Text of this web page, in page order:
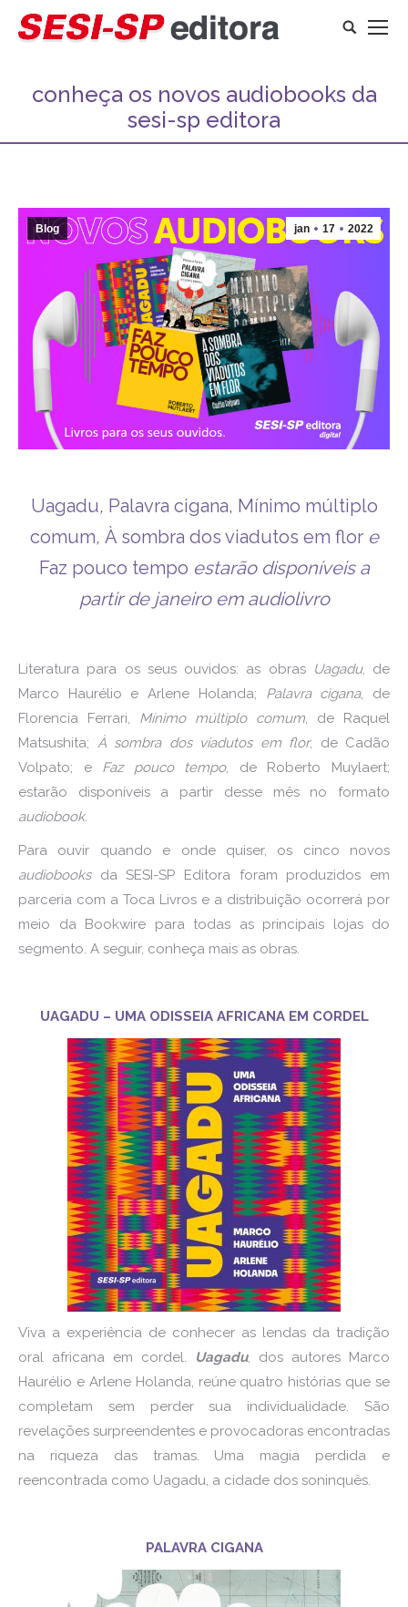
Search:
conheça os novos audiobooks da
sesi-sp editora
Você está aqui:
jan 17 2022
Blog
Uagadu, Palavra cigana, Mínimo múltiplo
comum, À sombra dos viadutos em flore
Faz pouco tempo estarão disponíveis a
partir de janeiro em audiolivro
Literatura para os seus ouvidos: as obras Uagadu, de
Marco Haurélio e Arlene Holanda; Palavra cigana, de
Florencia Ferrari, Mínimo múltiplo comum, de Raquel
Matsushita; À sombra dos viadutos em flor, de Cadão
Volpato; e Faz pouco tempo, de Roberto Muylaert;
estarão disponíveis a partir desse mês no formato
audiobook.
Para ouvir quando e onde quiser, os cinco novos
audiobooksda SESI-SP Editora foram produzidos em
parceria com a Toca Livros e a distribuição ocorrerá por
meio da Bookwire para todas as principais lojas do
segmento. A seguir, conheça mais as obras.
UAGADU – UMA ODISSEIA AFRICANA EM CORDEL
Viva a experiência de conhecer as lendas da tradição
oral africana em cordel.
Uagadu, dos autores Marco
Haurélio e Arlene Holanda, reúne quatro histórias que se
completam sem perder sua individualidade. São
revelações surpreendentes e provocadoras encontradas
na riqueza das tramas. Uma magia perdida e
reencontrada como Uagadu, a cidade dos soninquês.
PALAVRA CIGANA